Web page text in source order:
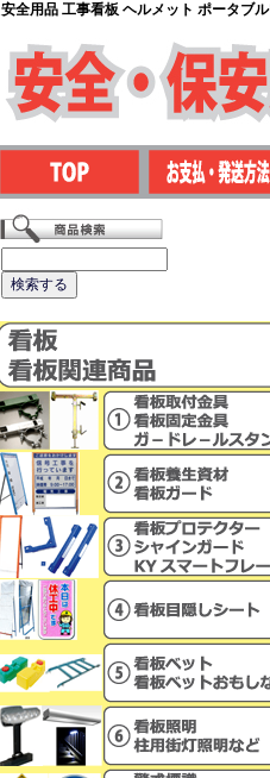
安全用品 工事看板 ヘルメット ポータブ